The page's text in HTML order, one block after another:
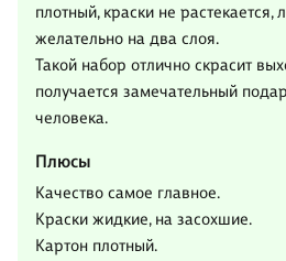
плотный, краски не растекается,
желательно на два слоя.
Такой набор отлично скрасит
получается замечательный
человека.
Плюсы
Качество самое главное.
Краски жидкие, на засохшие.
Картон плотный.